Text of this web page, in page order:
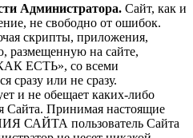
Администратора. Сайт, как и
не свободно от ошибок.
скрипты, приложения,
размещенную на сайте,
ЕСТЬ», со всеми
сразу или не сразу.
и не обещает каких-либо
Сайта. Принимая настоящие
пользователь Сайта